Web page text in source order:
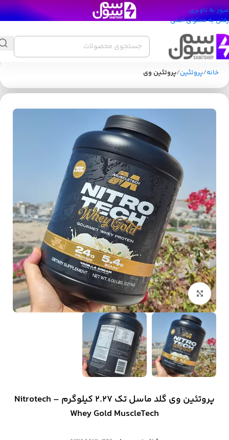
عبور به ناوبری
رفتن به محتوای اصلی
خانه پروتئین پروتئین وی
بزرگنمایی تصویر
پروتئین وی گلد ماسل تک 2.27 کیلوگرم – Nitrotech
Whey Gold MuscleTech